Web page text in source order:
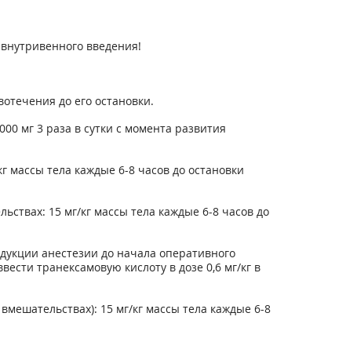
введения!
до его остановки.
мг 3 раза в сутки с момента развития
массы тела каждые 6-8 часов до остановки
15 мг/кг массы тела каждые 6-8 часов до
анестезии до начала оперативного
транексамовую кислоту в дозе 0,6 мг/кг в
15 мг/кг массы тела каждые 6-8